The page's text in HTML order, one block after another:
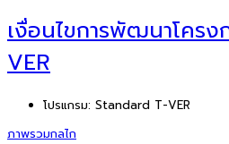
เงื่อนไขการพัฒนาโคร
VER
โปรแกรม: Standard T-VER
ภาพรวมกลไก